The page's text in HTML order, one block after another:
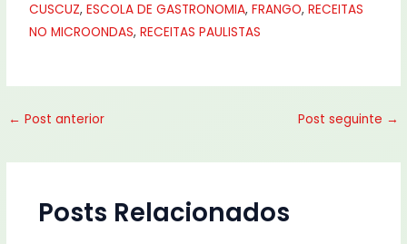
CUSCUZ,ESCOLA DE GASTRONOMIA,FRANGO,RECEITAS
NO MICROONDAS,RECEITAS PAULISTAS
← Post anterior Post seguinte →
Posts Relacionados